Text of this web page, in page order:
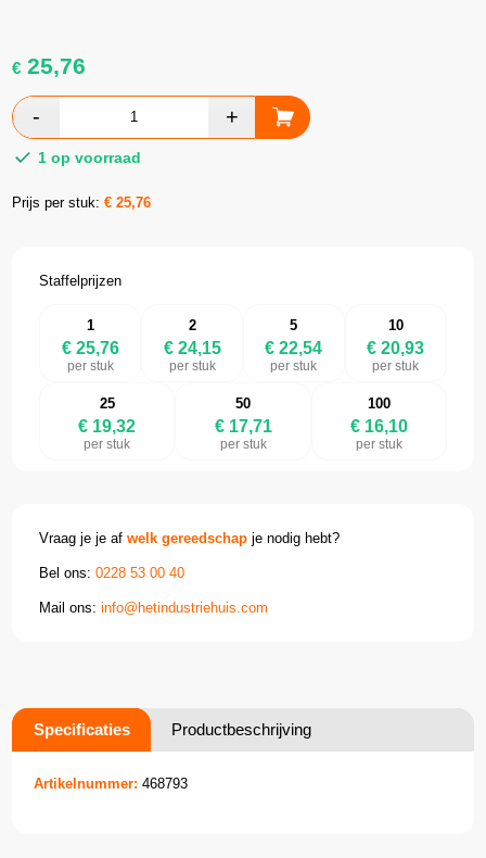
€ 25,76
1 op voorraad
Prijs per stuk:€25,76
Staffelprijzen
1
€ 25,76
per stuk
2
€ 24,15
per stuk
5
€ 22,54
per stuk
10
€ 20,93
per stuk
25
€ 19,32
per stuk
50
€ 17,71
per stuk
100
€ 16,10
per stuk
Vraag je je afwelk gereedschap je nodig hebt?
Bel ons:0228 53 00 40
Mail ons:info@hetindustriehuis.com
Specificaties Productbeschrijving
Artikelnummer: 468793